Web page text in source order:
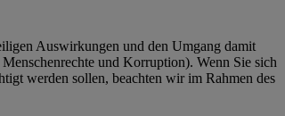
Auswirkungen und den Umgang damit
und Korruption). Wenn Sie sich
werden sollen, beachten wir im Rahmen des